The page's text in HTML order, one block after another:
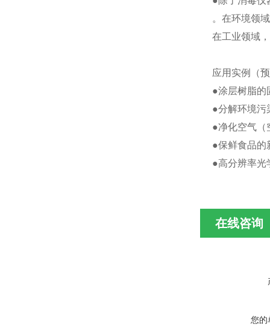
。在环境领
在工业领域
应用实例（
●涂层树脂的
●分解环境污
●净化空气（
●保鲜食品的
●高分辨率光
在线咨询
您的